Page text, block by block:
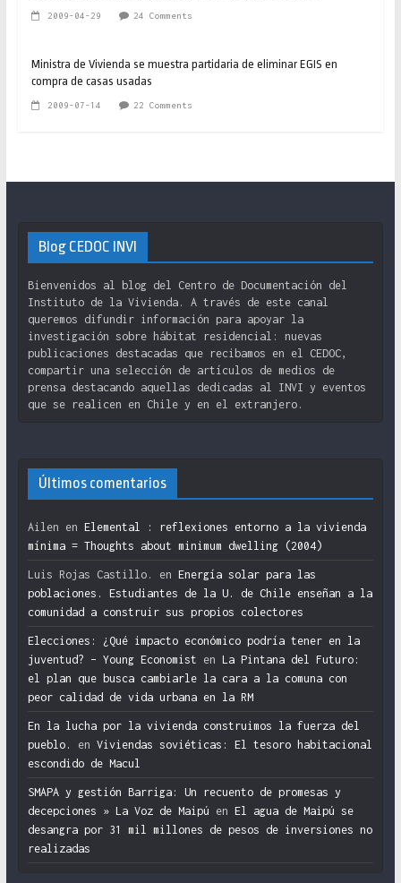
2009-04-29 24 Comments
Ministra de Vivienda se muestra partidaria de eliminar EGIS en
compra de casas usadas
2009-07-14 22 Comments
Blog CEDOC INVI
Bienvenidos al blog del Centro de Documentación del
Instituto de la Vivienda. A través de este canal
queremos difundir información para apoyar la
investigación sobre hábitat residencial: nuevas
publicaciones destacadas que recibamos en el CEDOC,
compartir una selección de artículos de medios de
prensa destacando aquellas dedicadas al INVI y eventos
que se realicen en Chile y en el extranjero.
Últimos comentarios
Ailen en Elemental : reflexiones entorno a la vivienda
mínima = Thoughts about minimum dwelling (2004)
Luis Rojas Castillo. en Energía solar para las
poblaciones. Estudiantes de la U. de Chile enseñan a la
comunidad a construir sus propios colectores
Elecciones: ¿Qué impacto económico podría tener en la
juventud? – Young Economist en La Pintana del Futuro:
el plan que busca cambiarle la cara a la comuna con
peor calidad de vida urbana en la RM
En la lucha por la vivienda construimos la fuerza del
pueblo.
en Viviendas soviéticas: El tesoro habitacional
escondido de Macul
SMAPA y gestión Barriga: Un recuento de promesas y
decepciones » La Voz de Maipú en El agua de Maipú se
desangra por 31 mil millones de pesos de inversiones no
realizadas